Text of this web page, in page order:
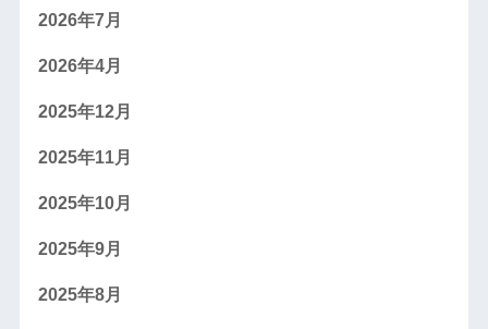
2026年7月
2026年4月
2025年12月
2025年11月
2025年10月
2025年9月
2025年8月